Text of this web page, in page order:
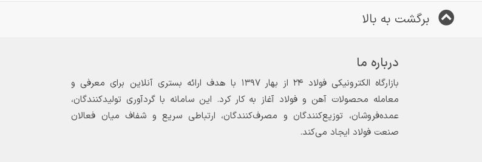
برگشت به بالا
درباره ما
بازارگاه الکترونیکی فولاد ۲۴ از بهار ۱۳۹۷ با هدف ارائه بستری آنلاین برای معرفی و
معامله محصولات آهن و فولاد آغاز به کار کرد. این سامانه با گردآوری تولیدکنندگان،
عمده‌فروشان، توزیع‌کنندگان و مصرف‌کنندگان، ارتباطی سریع و شفاف میان فعالان
صنعت فولاد ایجاد می‌کند.